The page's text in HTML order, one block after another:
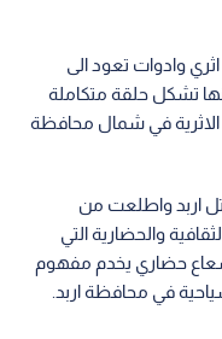
وادوات تعود الى
تشكل حلقة متكاملة
الاثرية في شمال محافظة
تل اربد واطلعت من
والحضارية التي
حضاري يخدم مفهوم
في محافظة اربد.